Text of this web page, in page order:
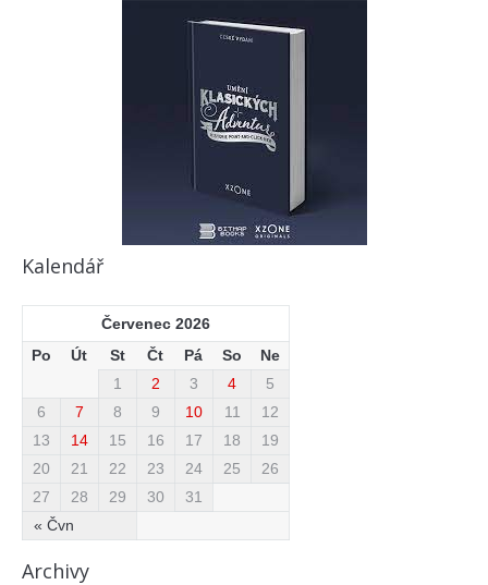
Kalendář
Červenec 2026
Po
Út St Čt Pá So Ne
« Čvn
1 2 3 4
5
6
7 8 9 10 11
12
13
14 15 16 17 18
19
20
21 22 23 24 25
26
27
28 29 30 31
Archivy